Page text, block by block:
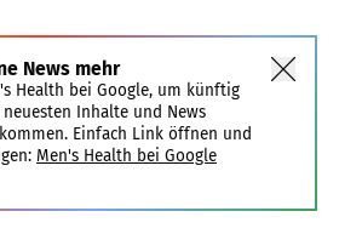
News mehr
Health bei Google, um künftig
Inhalte und News
Einfach Link öffnen und
Men's Health bei Google